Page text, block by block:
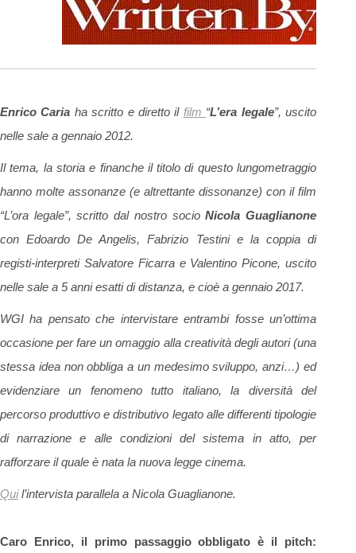
Enrico Caria ha scritto e diretto il film “L’era legale”, uscito
nelle sale a gennaio 2012.
Il tema, la storia e finanche il titolo di questo lungometraggio
hanno molte assonanze (e altrettante dissonanze) con il film
“L’ora legale”, scritto dal nostro socioNicola Guaglianone
con Edoardo De Angelis, Fabrizio Testini e la coppia di
registi-interpreti Salvatore Ficarra e Valentino Picone, uscito
nelle sale a 5 anni esatti di distanza, e cioè a gennaio 2017.
WGI ha pensato che intervistare entrambi fosse un’ottima
occasione per fare un omaggio alla creatività degli autori (una
stessa idea non obbliga a un medesimo sviluppo, anzi…) ed
evidenziare un fenomeno tutto italiano, la diversità del
percorso produttivo e distributivo legato alle differenti tipologie
di narrazione e alle condizioni del sistema in atto, per
rafforzare il quale è nata la nuova legge cinema.
Quil’intervista parallela a Nicola Guaglianone.
Caro Enrico, il primo passaggio obbligato è il pitch: